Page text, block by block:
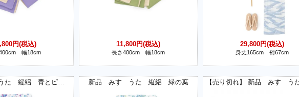
円(税込)
幅18cm
11,800円(税込)
長さ400cm 幅18cm
29,800円(税込)
身丈165cm 裄67cm
新品 みすゞうた 縦絽 青とピンクの葉 新品 みすゞうた 縦絽 緑の葉